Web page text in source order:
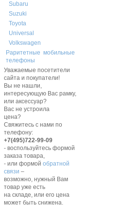
Subaru
Suzuki
Toyota
Universal
Volkswagen
Раритетные мобильные
телефоны
Уважаемые посетители
сайта и покупатели!
Вы не нашли,
интересующую Вас рамку,
или аксессуар?
Вас не устроила
цена?
Свяжитесь с нами по
телефону:
+7(495)722-99-09
- воспользуйтесь формой
заказа товара,
- или формой обратной
связи –
возможно, нужный Вам
товар уже есть
на складе, или его цена
может быть снижена.